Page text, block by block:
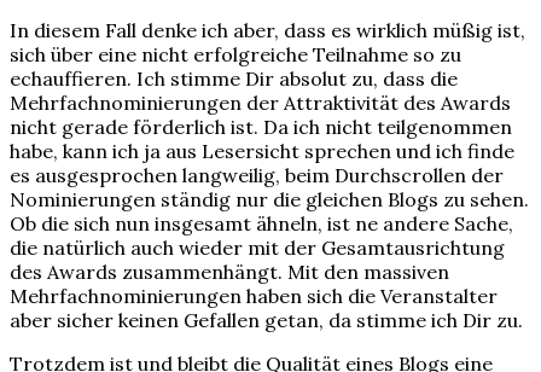
In diesem Fall denke ich aber, dass es wirklich müßig ist,
sich über eine nicht erfolgreiche Teilnahme so zu
echauffieren. Ich stimme Dir absolut zu, dass die
Mehrfachnominierungen der Attraktivität des Awards
nicht gerade förderlich ist. Da ich nicht teilgenommen
habe, kann ich ja aus Lesersicht sprechen und ich finde
es ausgesprochen langweilig, beim Durchscrollen der
Nominierungen ständig nur die gleichen Blogs zu sehen.
Ob die sich nun insgesamt ähneln, ist ne andere Sache,
die natürlich auch wieder mit der Gesamtausrichtung
des Awards zusammenhängt. Mit den massiven
Mehrfachnominierungen haben sich die Veranstalter
aber sicher keinen Gefallen getan, da stimme ich Dir zu.
Trotzdem ist und bleibt die Qualität eines Blogs eine